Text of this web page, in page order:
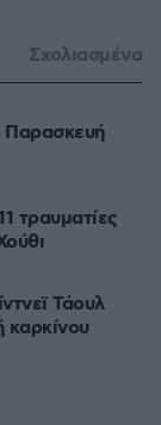
Σχολιασμένα
Παρασκευή
τραυματίες
Τάουλ
καρκίνου